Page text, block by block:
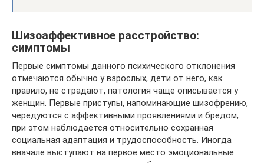
Шизоаффективное расстройство:
симптомы
Первые симптомы данного психического отклонения
отмечаются обычно у взрослых, дети от него, как
правило, не страдают, патология чаще описывается у
женщин. Первые приступы, напоминающие шизофрению,
чередуются с аффективными проявлениями и бредом,
при этом наблюдается относительно сохранная
социальная адаптация и трудоспособность. Иногда
вначале выступают на первое место эмоциональные